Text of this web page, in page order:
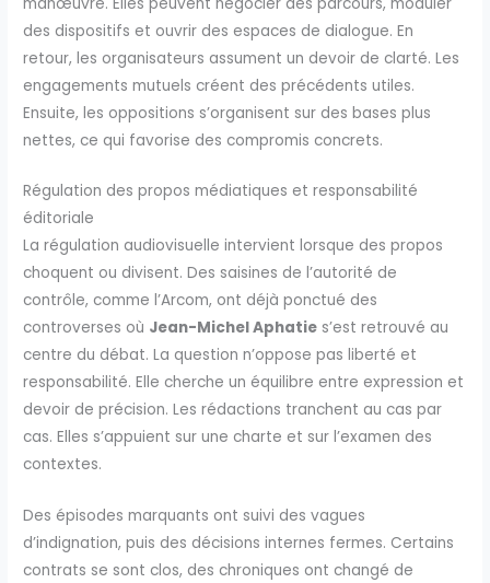
des dispositifs et ouvrir des espaces de dialogue. En
retour, les organisateurs assument un devoir de clarté. Les
engagements mutuels créent des précédents utiles.
Ensuite, les oppositions s’organisent sur des bases plus
nettes, ce qui favorise des compromis concrets.
Régulation des propos médiatiques et responsabilité
éditoriale
La régulation audiovisuelle intervient lorsque des propos
choquent ou divisent. Des saisines de l’autorité de
contrôle, comme l’Arcom, ont déjà ponctué des
controverses où Jean-Michel Aphatie s’est retrouvé au
centre du débat. La question n’oppose pas liberté et
responsabilité. Elle cherche un équilibre entre expression et
devoir de précision. Les rédactions tranchent au cas par
cas. Elles s’appuient sur une charte et sur l’examen des
contextes.
Des épisodes marquants ont suivi des vagues
d’indignation, puis des décisions internes fermes. Certains
contrats se sont clos, des chroniques ont changé de